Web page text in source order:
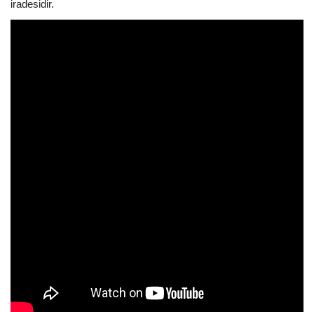
iradesidir.